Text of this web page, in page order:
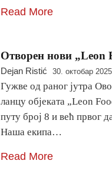
Read More
Отворен нови „Leon
Dejan Ristić 30. октобар 2025.
Гужве од раног јутра
ланцу објеката „Leon
путу број 8 и већ првог
Наша екипа…
Read More